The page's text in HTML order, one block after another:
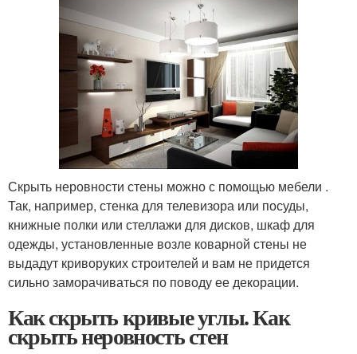
Скрыть неровности стены можно с помощью мебели .
Так, например, стенка для телевизора или посуды,
книжные полки или стеллажи для дисков, шкаф для
одежды, установленные возле коварной стены не
выдадут криворуких строителей и вам не придется
сильно заморачиваться по поводу ее декорации.
Как скрыть кривые углы. Как
скрыть неровность стен